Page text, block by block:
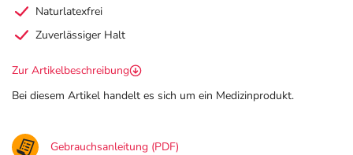
Naturlatexfrei
Zuverlässiger Halt
Zur Artikelbeschreibung
Bei diesem Artikel handelt es sich um ein Medizinprodukt.
Gebrauchsanleitung (PDF)